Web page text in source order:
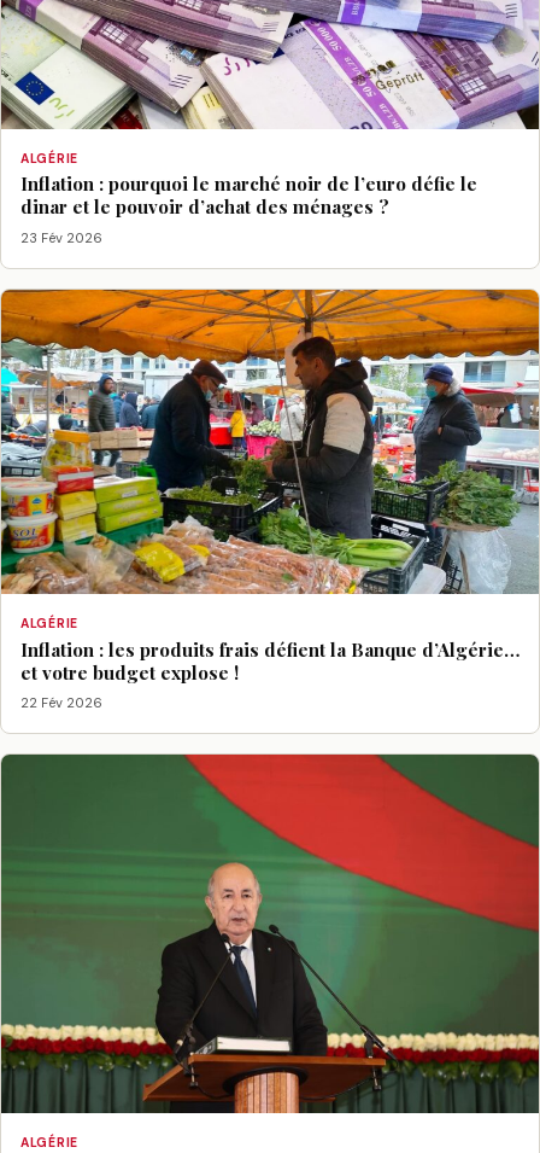
ALGÉRIE
Inflation : pourquoi le marché noir de l’euro défie le
dinar et le pouvoir d’achat des ménages ?
23 Fév 2026
ALGÉRIE
Inflation : les produits frais défient la Banque d’Algérie…
et votre budget explose !
22 Fév 2026
ALGÉRIE